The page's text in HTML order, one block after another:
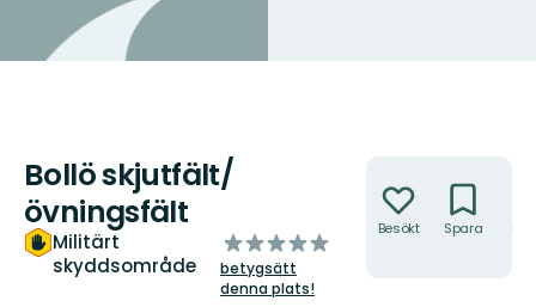
Bollö skjutfält/
övningsfält
Militärt
skyddsområde
av
5
stjärnor
betygsätt
denna plats!
Besökt Spara